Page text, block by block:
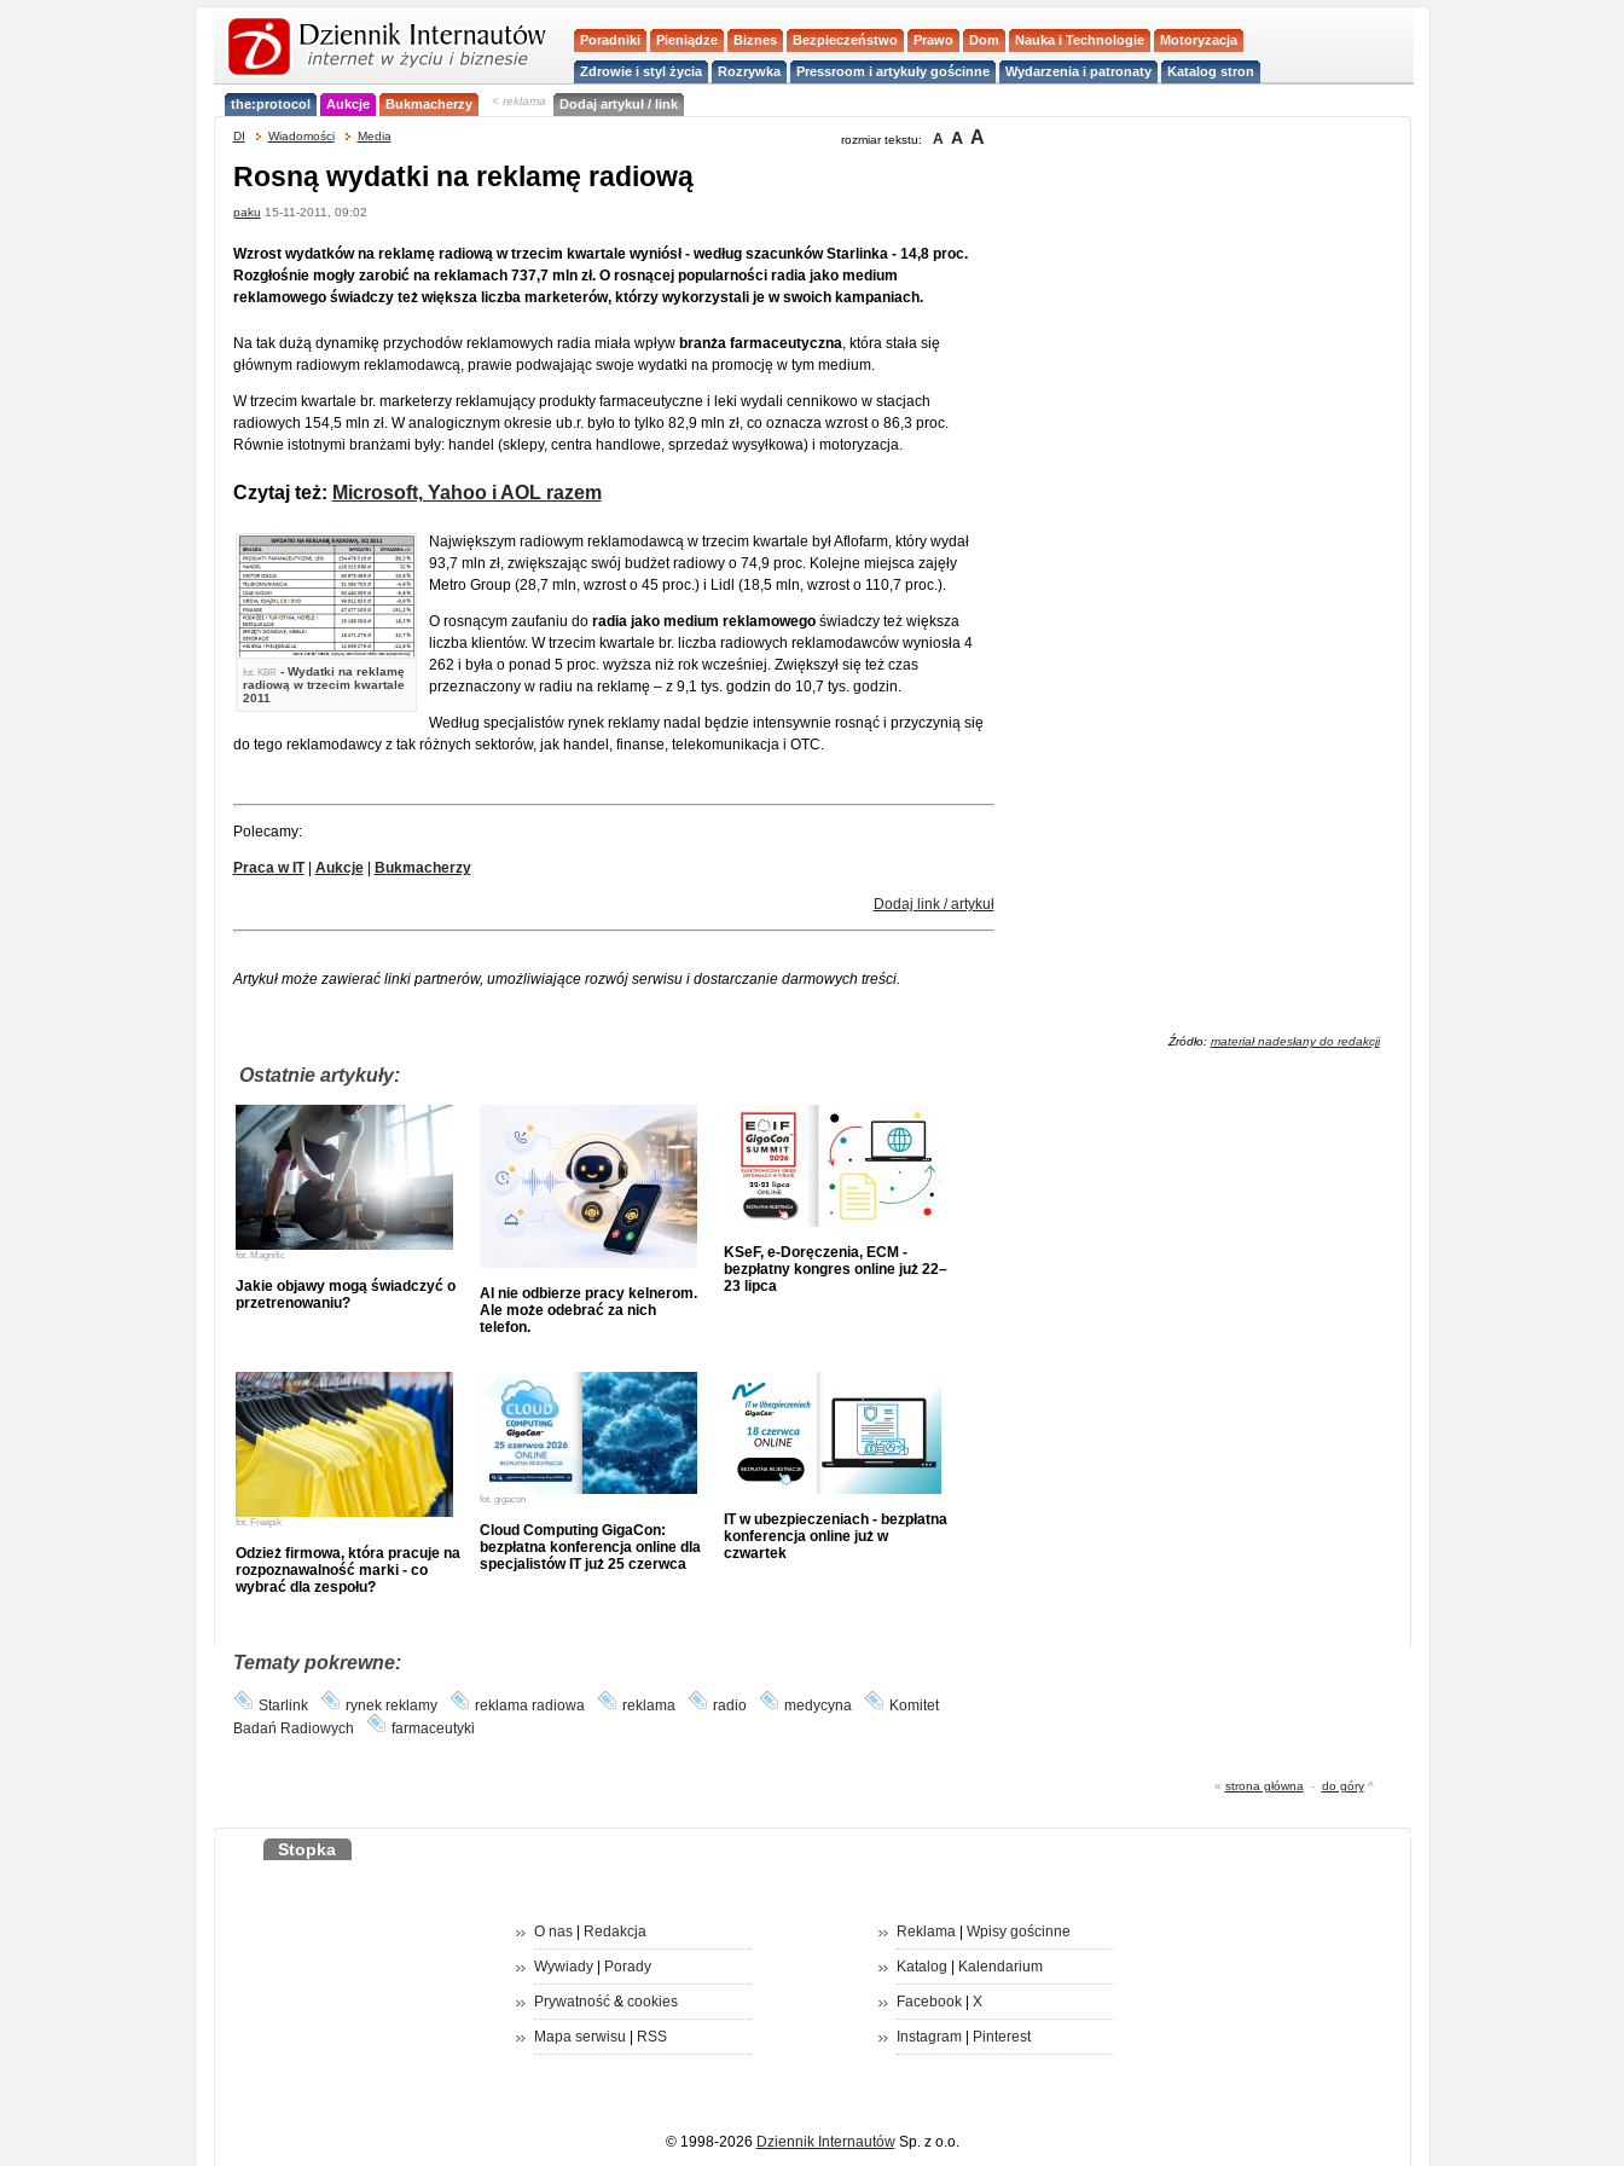
Poradniki Pieniądze Biznes Bezpieczeństwo Prawo Dom Nauka i Technologie Motoryzacja
Zdrowie i styl życia Rozrywka Pressroom i artykuły gościnne Wydarzenia i patronaty Katalog stron
the:protocol Aukcje Bukmacherzy < reklama Dodaj artykuł / link
DI Wiadomości Media rozmiar tekstu: A A A
Rosną wydatki na reklamę radiową
paku 15-11-2011, 09:02
Wzrost wydatków na reklamę radiową w trzecim kwartale wyniósł - według szacunków Starlinka - 14,8 proc.
Rozgłośnie mogły zarobić na reklamach 737,7 mln zł. O rosnącej popularności radia jako medium
reklamowego świadczy też większa liczba marketerów, którzy wykorzystali je w swoich kampaniach.
Na tak dużą dynamikę przychodów reklamowych radia miała wpływ branża farmaceutyczna, która stała się
głównym radiowym reklamodawcą, prawie podwajając swoje wydatki na promocję w tym medium.
W trzecim kwartale br. marketerzy reklamujący produkty farmaceutyczne i leki wydali cennikowo w stacjach
radiowych 154,5 mln zł. W analogicznym okresie ub.r. było to tylko 82,9 mln zł, co oznacza wzrost o 86,3 proc.
Równie istotnymi branżami były: handel (sklepy, centra handlowe, sprzedaż wysyłkowa) i motoryzacja.
Czytaj też: Microsoft, Yahoo i AOL razem
fot. KBR - Wydatki na reklamę
radiową w trzecim kwartale
2011
Największym radiowym reklamodawcą w trzecim kwartale był Aflofarm, który wydał
93,7 mln zł, zwiększając swój budżet radiowy o 74,9 proc. Kolejne miejsca zajęły
Metro Group (28,7 mln, wzrost o 45 proc.) i Lidl (18,5 mln, wzrost o 110,7 proc.).
O rosnącym zaufaniu do radia jako medium reklamowegoświadczy też większa
liczba klientów. W trzecim kwartale br. liczba radiowych reklamodawców wyniosła 4
262 i była o ponad 5 proc. wyższa niż rok wcześniej. Zwiększył się też czas
przeznaczony w radiu na reklamę – z 9,1 tys. godzin do 10,7 tys. godzin.
Według specjalistów rynek reklamy nadal będzie intensywnie rosnąć i przyczynią się
do tego reklamodawcy z tak różnych sektorów, jak handel, finanse, telekomunikacja i OTC.
Polecamy:
Praca w IT| Aukcje| Bukmacherzy
Dodaj link / artykuł
Artykuł może zawierać linki partnerów, umożliwiające rozwój serwisu i dostarczanie darmowych treści.
Źródło: materiał nadesłany do redakcji
Ostatnie artykuły:
fot. Magnific
Jakie objawy mogą świadczyć o
przetrenowaniu?
AI nie odbierze pracy kelnerom.
Ale może odebrać za nich
telefon.
KSeF, e-Doręczenia, ECM -
bezpłatny kongres online już 22–
23 lipca
fot. Freepik
Odzież firmowa, która pracuje na
rozpoznawalność marki - co
wybrać dla zespołu?
fot. gigacon
Cloud Computing GigaCon:
bezpłatna konferencja online dla
specjalistów IT już 25 czerwca
IT w ubezpieczeniach - bezpłatna
konferencja online już w
czwartek
Tematy pokrewne:
Starlink rynek reklamy reklama radiowa reklama radio medycyna
Komitet
Badań Radiowych
farmaceutyki
« strona główna - do góry^
Stopka
O nas| Redakcja
Wywiady| Porady
Prywatność& cookies
Mapa serwisu RSS
Reklama| Wpisy gościnne
Katalog Kalendarium
Facebook| X
Instagram| Pinterest
© 1998-2026 Dziennik InternautówSp. z o.o.